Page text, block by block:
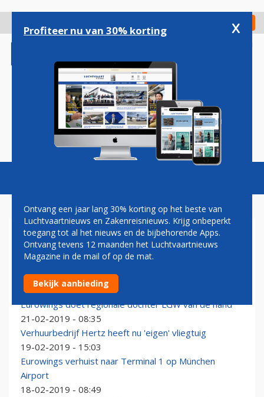
gaan
Check in
Magazine Podcasts Vacatures
EUROWINGS
Eurowings neemt afscheid van Airbus A340's
21-02-2019 - 14:28
Eurowings doet regionale dochter LGW van de hand
21-02-2019 - 08:35
Verhuurbedrijf Hertz heeft nu 'eigen' vliegtuig
19-02-2019 - 15:03
Eurowings verhuist naar Terminal 1 op München
Airport
18-02-2019 - 08:49
Profiteer nu van 30% korting x
Ontvang een jaar lang 30% korting op het beste van
Luchtvaartnieuws en Zakenreisnieuws. Krijg onbeperkt
toegang tot al het nieuws en de bijbehorende Apps.
Ontvang tevens 12 maanden het Luchtvaartnieuws
Magazine in de mail of op de mat.
Bekijk aanbieding